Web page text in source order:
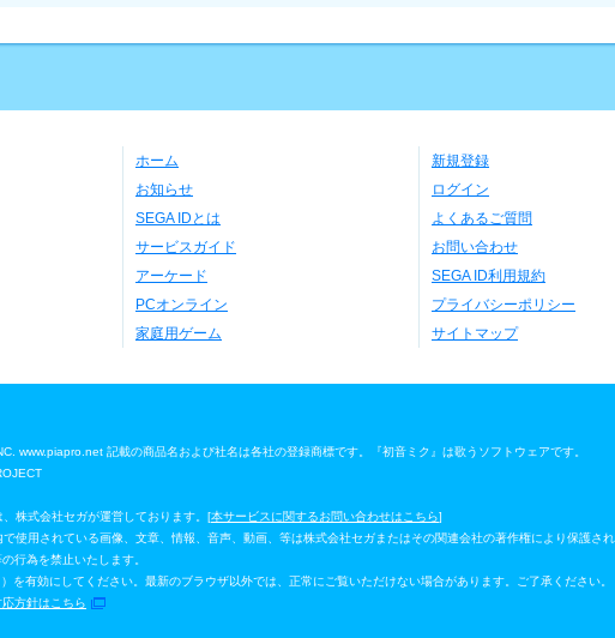
ホーム
お知らせ
SEGA IDとは
サービスガイド
アーケード
PCオンライン
家庭用ゲーム
新規登録
ログイン
よくあるご質問
お問い合わせ
SEGA ID利用規約
プライバシーポリシー
サイトマップ
www.piapro.net 記載の商品名および社名は各社の登録商標です。『初音ミク』は歌うソフトウェアです。
株式会社セガが運営しております。[本サービスに関するお問い合わせはこちら]
使用されている画像、文章、情報、音声、動画、等は株式会社セガまたはその関連会社の著作権により保護され
行為を禁止いたします。
を有効にしてください。最新のブラウザ以外では、正常にご覧いただけない場合があります。ご了承ください。
方針はこちら